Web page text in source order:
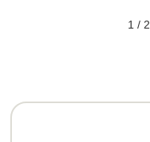
1 / 2